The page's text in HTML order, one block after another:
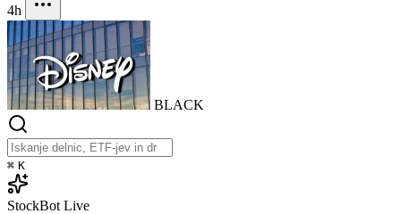
4h
BLACK
⌘ K
StockBot Live